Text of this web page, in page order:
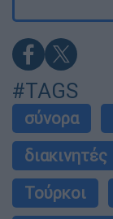
#TAGS
σύνορα
διακινητές
Τούρκοι